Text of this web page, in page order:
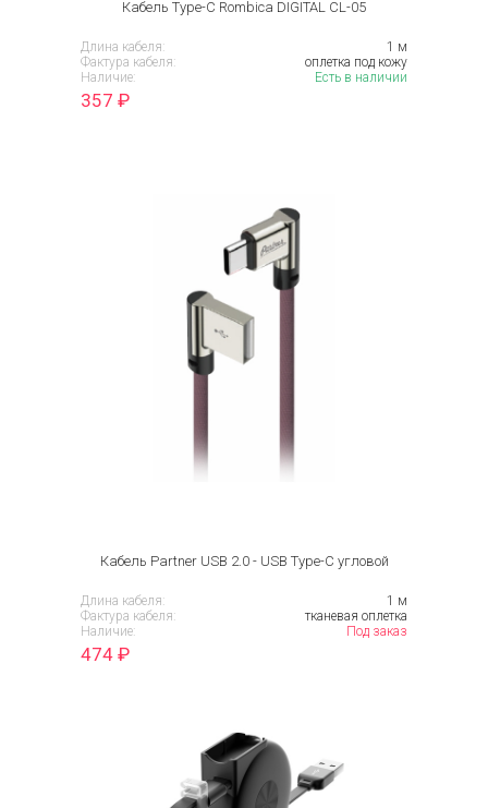
Кабель Type-C Rombica DIGITAL CL-05
Длина кабеля:
1 м
Фактура кабеля:
оплетка под кожу
Наличие:
Есть в наличии
357 ₽
Кабель Partner USB 2.0 - USB Type-C угловой
Длина кабеля:
1 м
Фактура кабеля:
тканевая оплетка
Наличие:
Под заказ
474 ₽